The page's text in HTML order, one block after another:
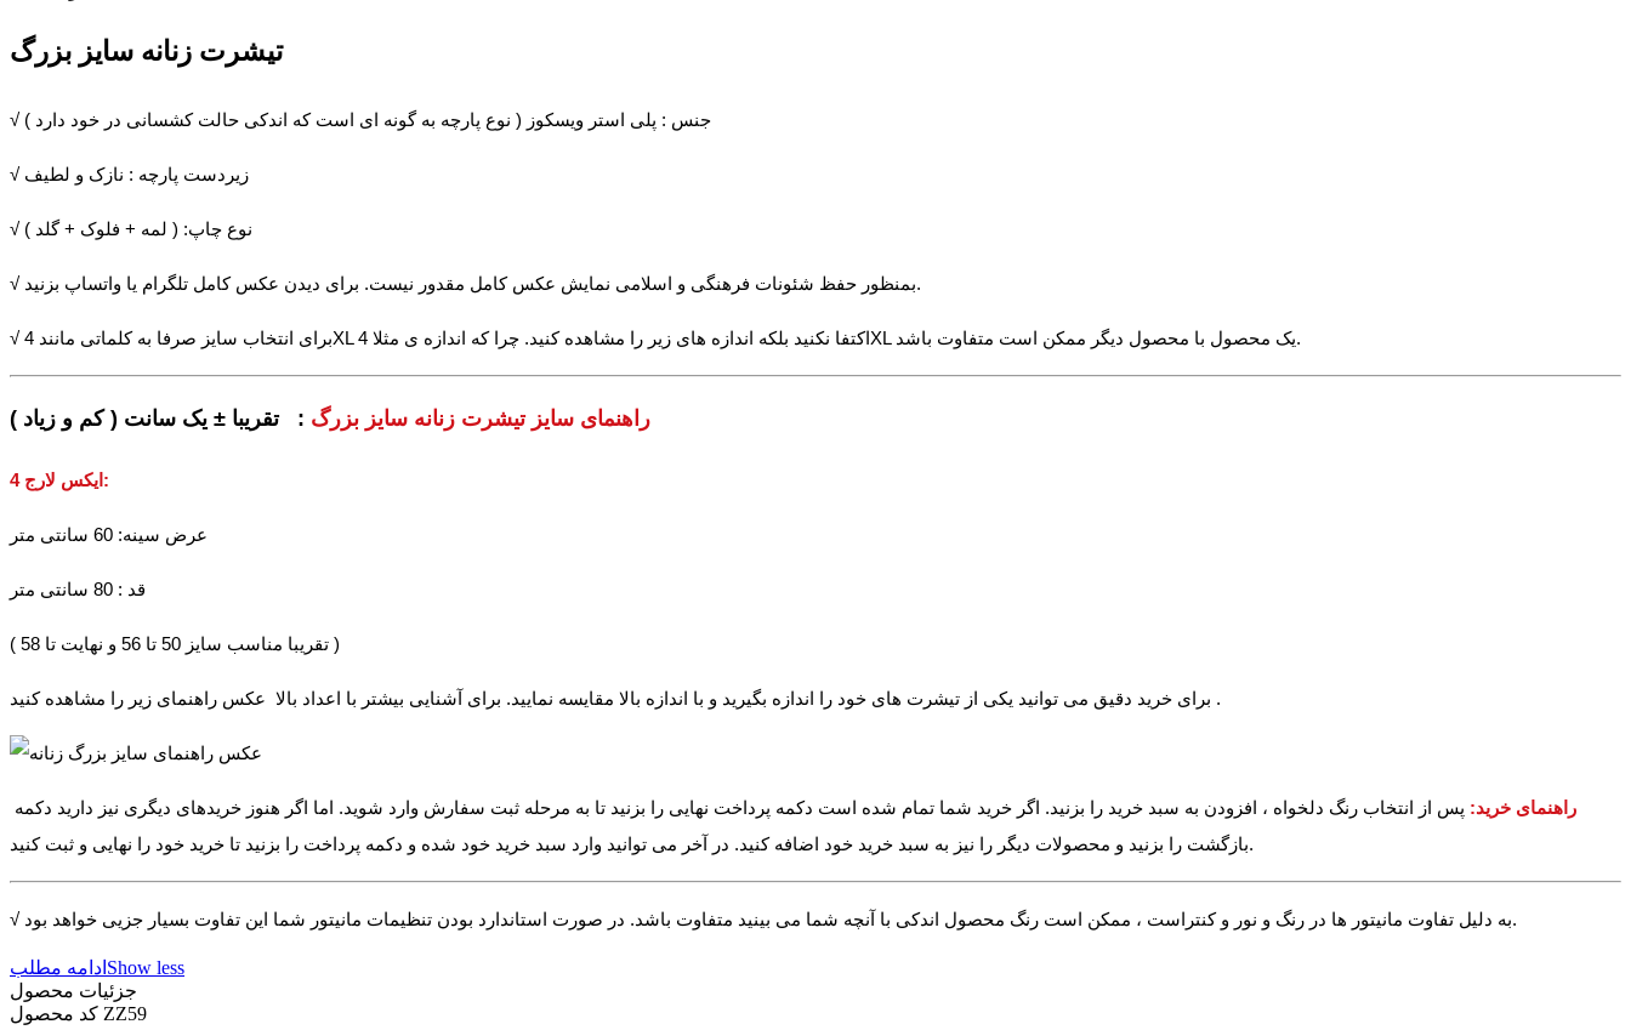
تیشرت زنانه سایز بزرگ
√ زیردست پارچه : نازک و لطیف
√ نوع چاپ: ( لمه + فلوک + گلد )
√ بمنظور حفظ شئونات فرهنگی و اسلامی نمایش عکس کامل مقدور نیست. برای دیدن عکس کامل تلگرام یا واتساپ بزنید.
√ برای انتخاب سایز صرفا به کلماتی مانند 4XL اکتفا نکنید بلکه اندازه های زیر را مشاهده کنید. چرا که اندازه ی مثلا 4XL یک محصول با محصول دیگر ممکن است متفاوت باشد.
راهنمای سایز تیشرت زنانه سایز بزرگ : تقریبا ± یک سانت ( کم و زیاد )
4 ایکس لارج :
عرض سینه: 60 سانتی متر
( تقریبا مناسب سایز 50 تا 56 و نهایت تا 58 )
برای خرید دقیق می توانید یکی از تیشرت های خود را اندازه بگیرید و با اندازه بالا مقایسه نمایید. برای آشنایی بیشتر با اعداد بالا عکس راهنمای زیر را مشاهده کنید .
راهنمای خرید: پس از انتخاب رنگ دلخواه ، افزودن به سبد خرید را بزنید. اگر خرید شما تمام شده است دکمه پرداخت نهایی را بزنید تا به مرحله ثبت سفارش وارد شوید. اما اگر هنوز خریدهای دیگری نیز دارید دکمه
بازگشت را بزنید و محصولات دیگر را نیز به سبد خرید خود اضافه کنید. در آخر می توانید وارد سبد خرید خود شده و دکمه پرداخت را بزنید تا خرید خود را نهایی و ثبت کنید.
√ به دلیل تفاوت مانیتور ها در رنگ و نور و کنتراست ، ممکن است رنگ محصول اندکی با آنچه شما می بینید متفاوت باشد. در صورت استاندارد بودن تنظیمات مانیتور شما این تفاوت بسیار جزیی خواهد بود.
ادامه مطلب Show less
جزئیات محصول
ZZ59